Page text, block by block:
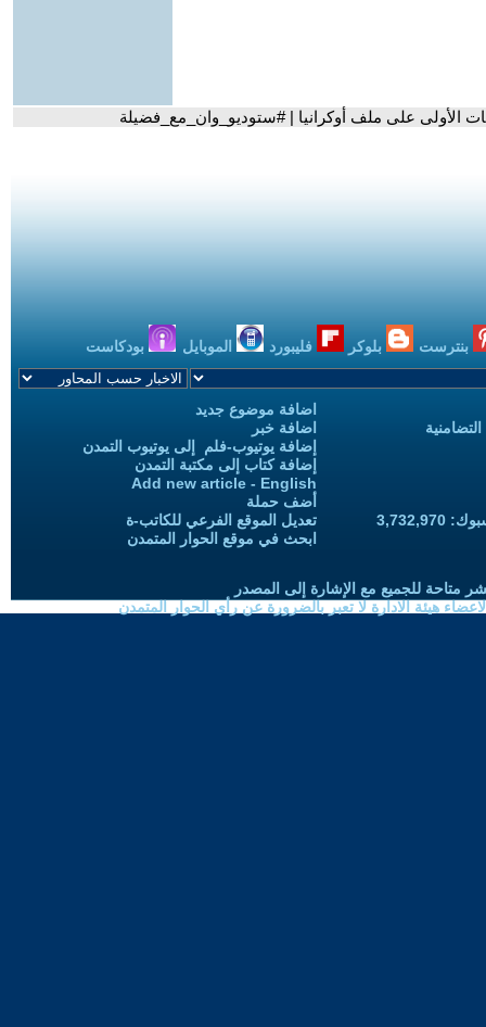
الأولى على ملف أوكرانيا | #ستوديو_وان_مع_فضيلة
بنترست بلوكر فليبورد الموبايل بودكاست
اضافة موضوع جديد
اضافة خبر
إضافة يوتيوب-فلم إلى يوتيوب التمدن
إضافة كتاب إلى مكتبة التمدن
Add new article - English
أضف حملة
تعديل الموقع الفرعي للكاتب-ة
ابحث في موقع الحوار المتمدن
متاحة للجميع مع الإشارة إلى المصدر
هيئة الادارة لا تعبر بالضرورة عن رأي الحوار المتمدن